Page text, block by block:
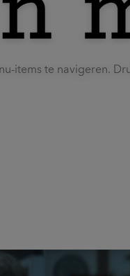
items te navigeren.